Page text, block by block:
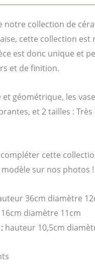
notre collection de
cette collection est
est donc unique et
et de finition.
géométrique, les
et 2 tailles :
cette
sur nos photos !
36cm diamètre
diamètre 11cm
hauteur 10,5cm